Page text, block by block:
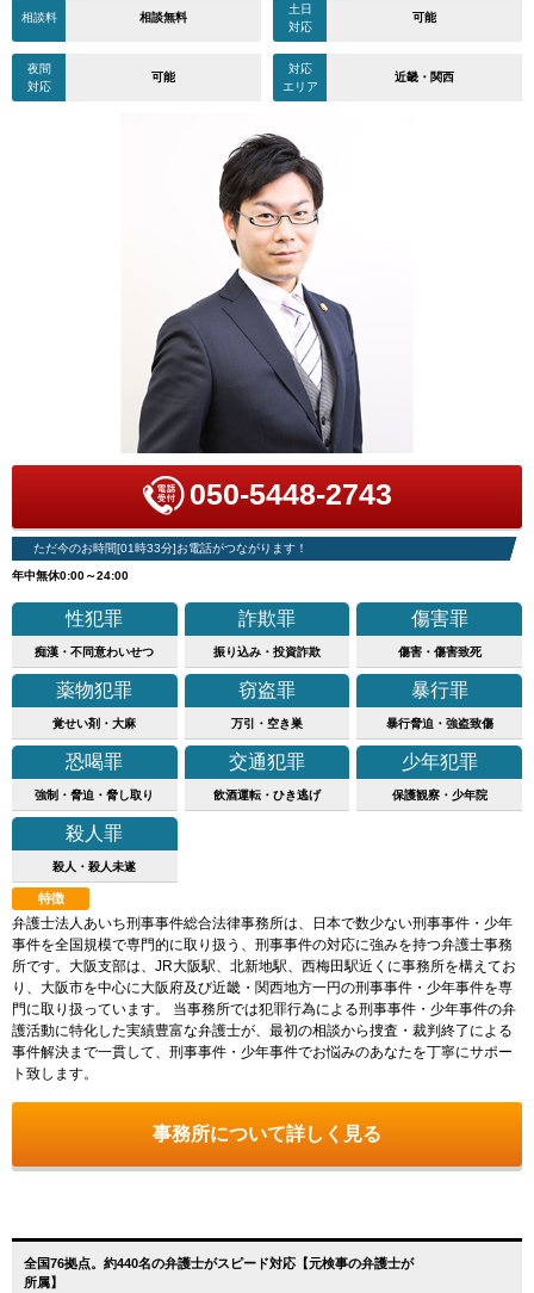
相談料 相談無料
土日
対応
可能
夜間
対応
可能
対応
エリア
近畿・関西
050-5448-2743
ただ今のお時間[01時33分]お電話がつながります！
年中無休0:00～24:00
性犯罪
痴漢・不同意わいせつ
詐欺罪
振り込み・投資詐欺
傷害罪
傷害・傷害致死
薬物犯罪
覚せい剤・大麻
窃盗罪
万引・空き巣
暴行罪
暴行脅迫・強盗致傷
恐喝罪
強制・脅迫・脅し取り
交通犯罪
飲酒運転・ひき逃げ
少年犯罪
保護観察・少年院
殺人罪
殺人・殺人未遂
特徴
弁護士法人あいち刑事事件総合法律事務所は、日本で数少ない刑事事件・少年
事件を全国規模で専門的に取り扱う、刑事事件の対応に強みを持つ弁護士事務
所です。大阪支部は、JR大阪駅、北新地駅、西梅田駅近くに事務所を構えてお
り、大阪市を中心に大阪府及び近畿・関西地方一円の刑事事件・少年事件を専
門に取り扱っています。 当事務所では犯罪行為による刑事事件・少年事件の弁
護活動に特化した実績豊富な弁護士が、最初の相談から捜査・裁判終了による
事件解決まで一貫して、刑事事件・少年事件でお悩みのあなたを丁寧にサポー
ト致します。
事務所について詳しく見る
全国76拠点。約440名の弁護士がスピード対応【元検事の弁護士が
所属】